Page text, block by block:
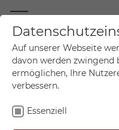
Mein Konto
Auf unserer Webseite
davon werden zwingend
ermöglichen, Ihre
verbessern.
Essenziell